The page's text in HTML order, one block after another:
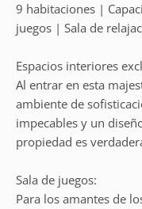
9 habitaciones |
juegos | Sala de
Espacios interiores
Al entrar en esta
ambiente de
impecables y un
propiedad es
Sala de juegos:
Para los amantes de